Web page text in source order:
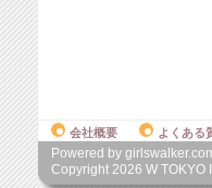
会社概要 よくある
Powered by
Copyright 2026 W TOKYO